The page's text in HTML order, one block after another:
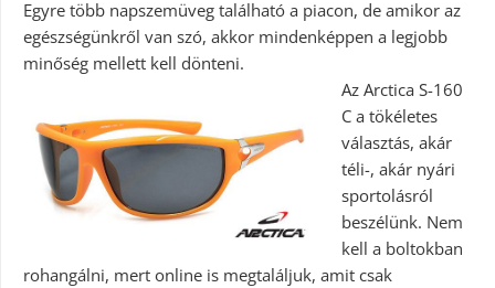
Egyre több napszemüveg található a piacon, de amikor az
egészségünkről van szó, akkor mindenképpen a legjobb
minőség mellett kell dönteni.
Az Arctica S-160
C a tökéletes
választás, akár
téli-, akár nyári
sportolásról
beszélünk. Nem
kell a boltokban
rohangálni, mert online is megtaláljuk, amit csak